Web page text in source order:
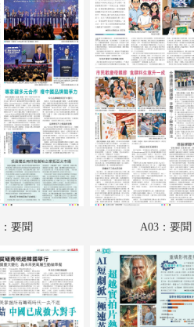
A19：國際
A20：國際
B01：娛樂
B02：娛樂
B03：體育
B04：體育
要聞 A03：要聞